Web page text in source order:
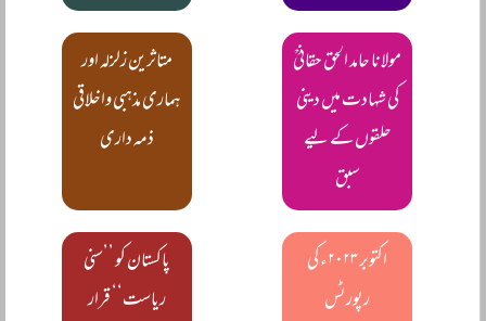
مولانا حامد الحق حقانیؒ
کی شہادت میں دینی
حلقوں کے لیے
سبق
متاثرین زلزلہ اور
ہماری مذہبی واخلاقی
ذمہ داری
اکتوبر ۲۰۲۳ء کی
رپورٹس
پاکستان کو ’’سنی
ریاست‘‘ قرار